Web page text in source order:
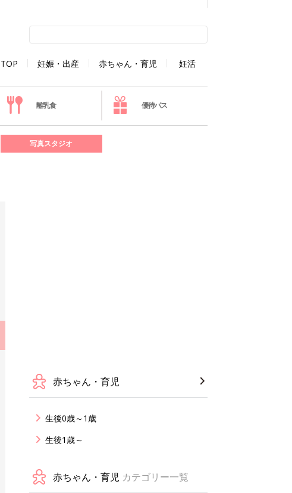
TOP 妊娠・出産 赤ちゃん・育児 妊活
離乳食 優待パス
写真スタジオ
赤ちゃん・育児
生後0歳～1歳
生後1歳～
赤ちゃん・育児 カテゴリー一覧